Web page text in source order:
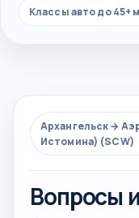
Классы авто до 45+
Архангельск →
Истомина) (SCW)
Вопросы